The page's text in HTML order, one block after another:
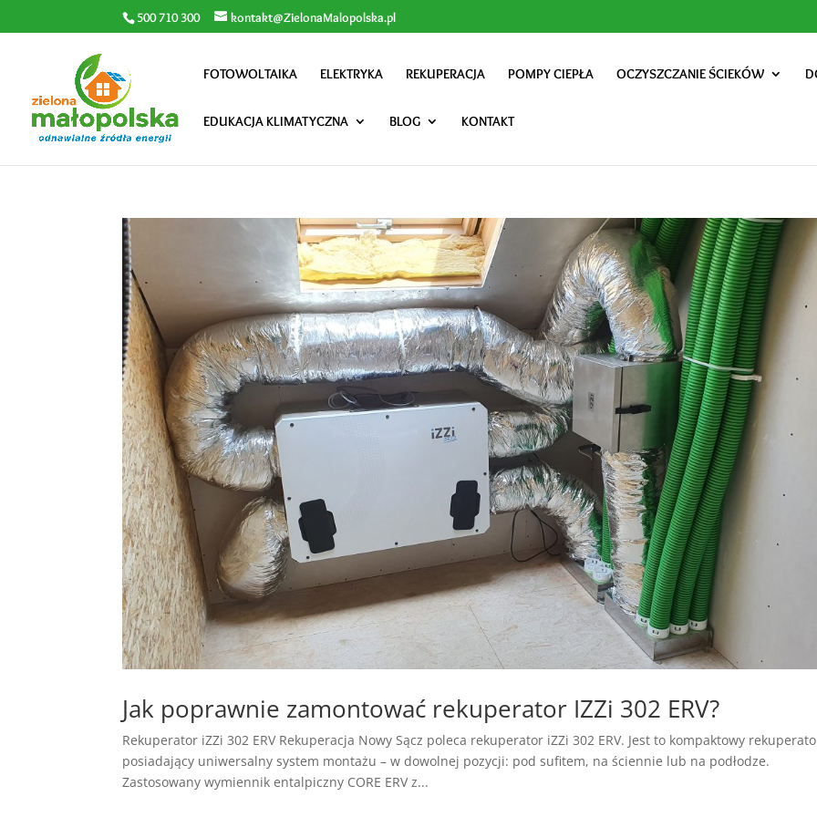
500 710 300 kontakt@ZielonaMalopolska.pl
FOTOWOLTAIKA ELEKTRYKA REKUPERACJA POMPY CIEPŁA OCZYSZCZANIE ŚCIEKÓW
EDUKACJA KLIMATYCZNA BLOG KONTAKT
Jak poprawnie zamontować rekuperator IZZi 302 ERV?
Rekuperator iZZi 302 ERV Rekuperacja Nowy Sącz poleca rekuperator iZZi 302 ERV. Jest to kompaktowy
posiadający uniwersalny system montażu – w dowolnej pozycji: pod sufitem, na ściennie lub na podłodze.
Zastosowany wymiennik entalpiczny CORE ERV z...